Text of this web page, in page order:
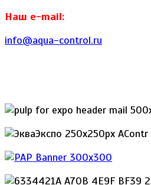
Наш e-mail:
info@aqua-control.ru